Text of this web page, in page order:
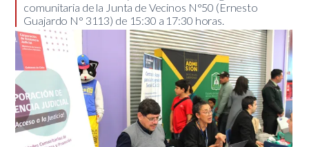
comunitaria de la Junta de Vecinos N°50 (Ernesto
Guajardo N° 3113) de 15:30 a 17:30 horas.